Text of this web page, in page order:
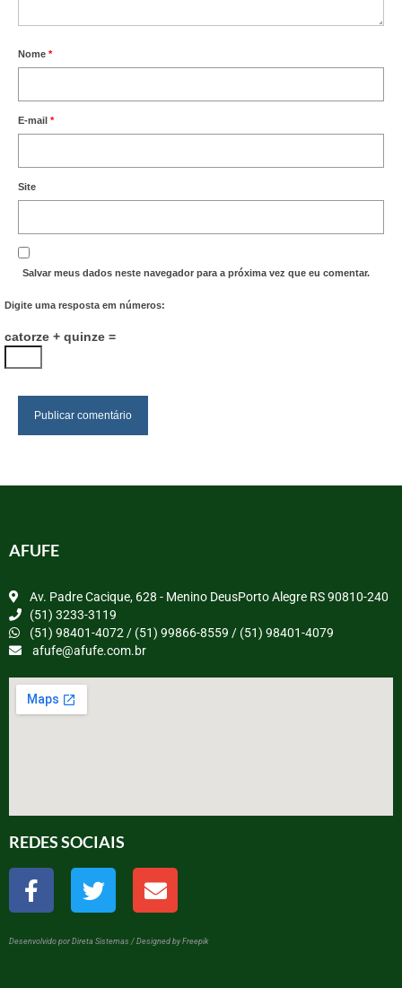
Nome *
E-mail *
Site
Salvar meus dados neste navegador para a próxima vez que eu comentar.
Digite uma resposta em números:
catorze + quinze =
AFUFE
Av. Padre Cacique, 628 - Menino DeusPorto Alegre RS 90810-240
(51) 3233-3119
(51) 98401-4072 / (51) 99866-8559 / (51) 98401-4079
afufe@afufe.com.br
REDES SOCIAIS
Desenvolvido por Direta Sistemas / Designed by Freepik